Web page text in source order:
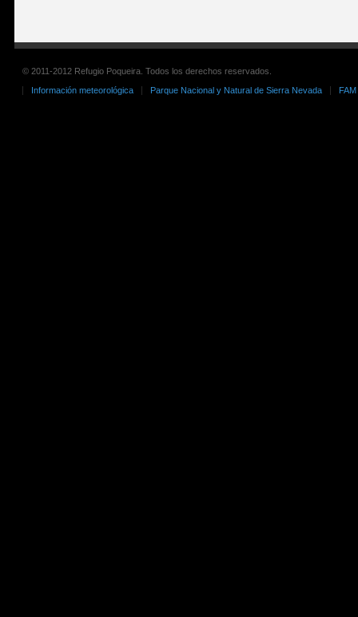
© 2011-2012 Refugio Poqueira. Todos los derechos reservados.
Información meteorológica
Parque Nacional y Natural de Sierra Nevada FAM